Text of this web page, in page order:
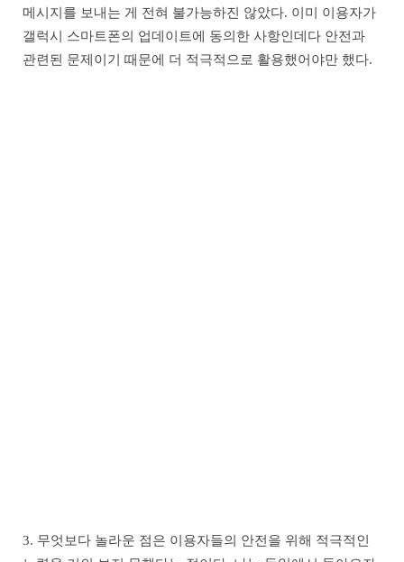
메시지를 보내는 게 전혀 불가능하진 않았다. 이미 이용자가
갤럭시 스마트폰의 업데이트에 동의한 사항인데다 안전과
관련된 문제이기 때문에 더 적극적으로 활용했어야만 했다.
3. 무엇보다 놀라운 점은 이용자들의 안전을 위해 적극적인